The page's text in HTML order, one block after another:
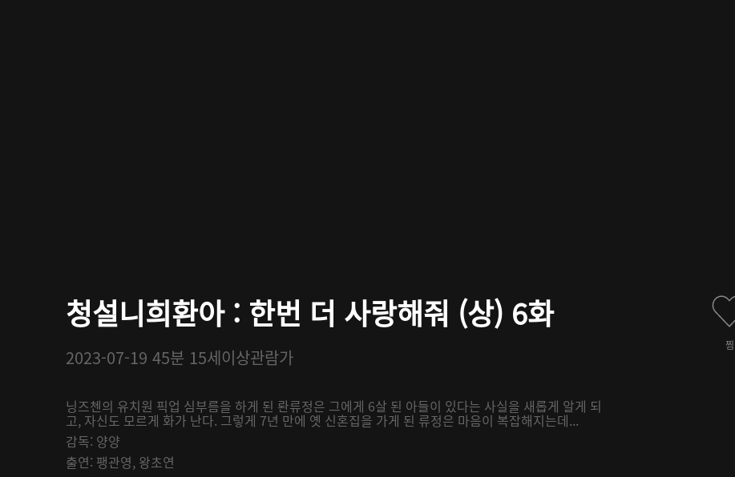
청설니희환아 : 한번 더 사랑해줘 (상) 6화
2023-07-19 45분 15세이상관람가
닝즈첸의 유치원 픽업 심부름을 하게 된 롼류정은 그에게 6살 된 아들이 있다는 사실을 새롭게 알게 되
고, 자신도 모르게 화가 난다. 그렇게 7년 만에 옛 신혼집을 가게 된 류정은 마음이 복잡해지는데...
감독: 양양
출연: 팽관영, 왕초연
찜